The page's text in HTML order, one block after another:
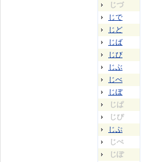
じづ
じで
じど
じば
じび
じぶ
じべ
じぼ
じぱ
じぴ
じぷ
じぺ
じぽ